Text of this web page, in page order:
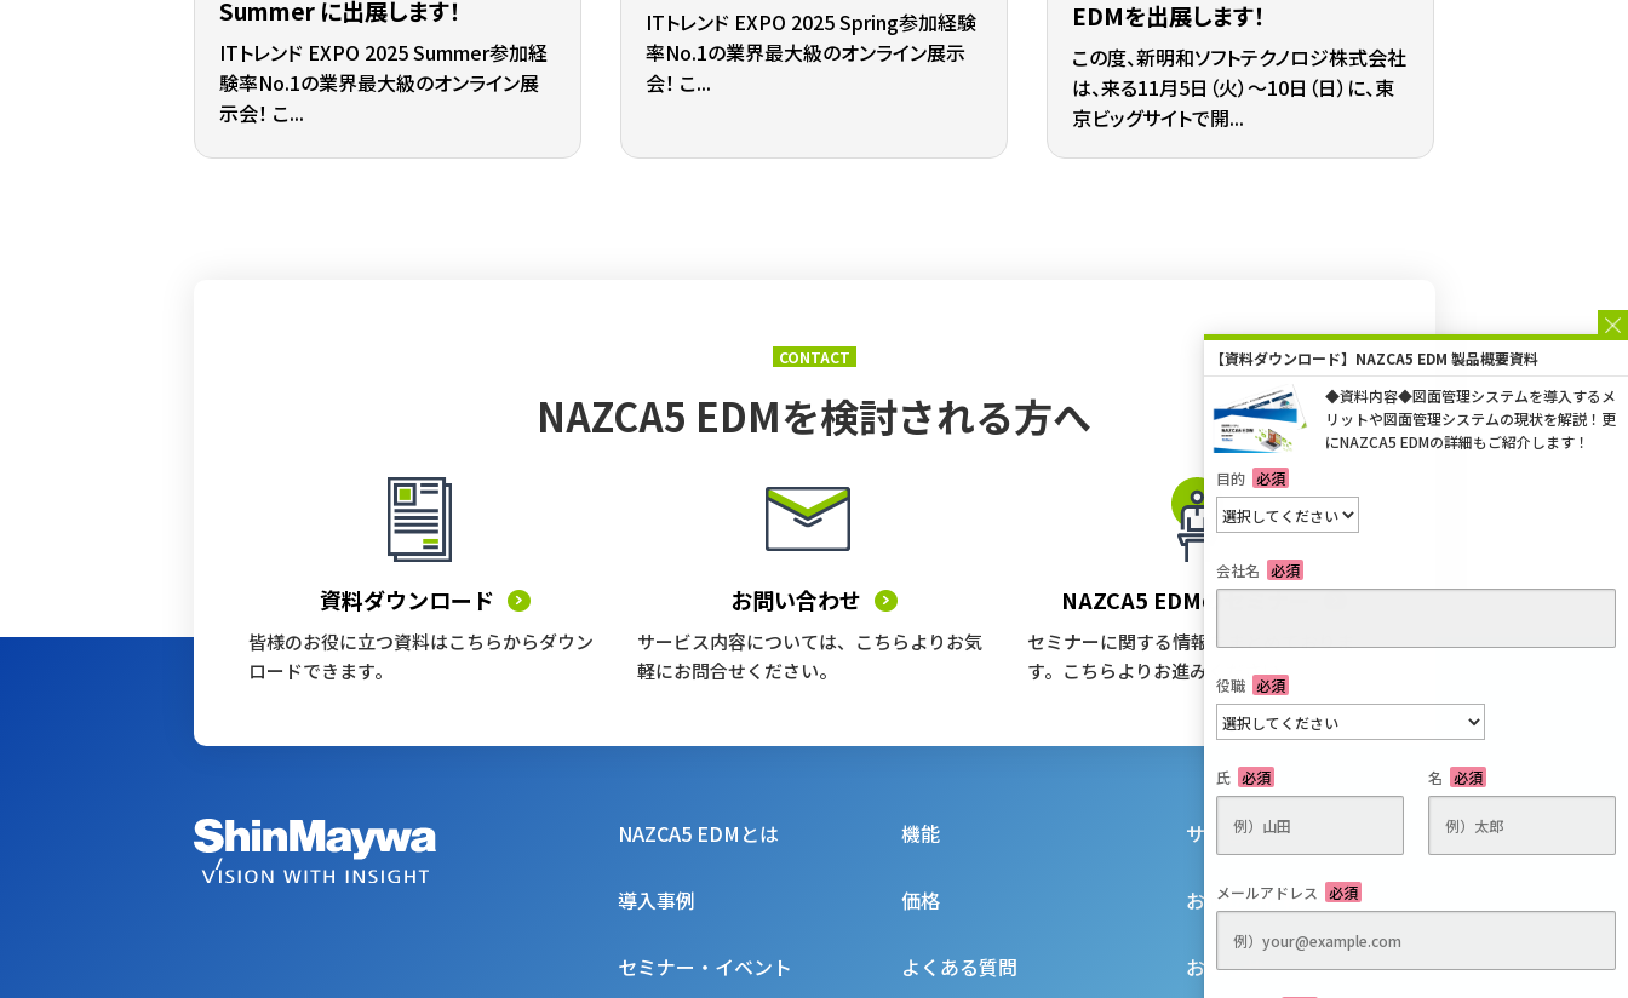
Summer に出展します！
ITトレンド EXPO 2025 Summer参加経
験率No.1の業界最大級のオンライン展
示会！ こ...
ITトレンド EXPO 2025 Spring参加経験
率No.1の業界最大級のオンライン展示
会！ こ...
EDMを出展します！
この度、新明和ソフトテクノロジ株式会社
は、来る11月5日（火）～10日（日）に、東
京ビッグサイトで開...
CONTACT
NAZCA5 EDMを検討される方へ
資料ダウンロード
皆様のお役に立つ資料はこちらからダウン
ロードできます。
お問い合わせ
サービス内容については、こちらよりお気
軽にお問合せください。
NAZCA5 EDMのセミナー
セミナーに関する情報をまとめておりま
す。こちらよりお進みください。
NAZCA5 EDMとは 機能 サービス
導入事例 価格 お役立ち情報
セミナー・イベント よくある質問 お知らせ
【資料ダウンロード】NAZCA5 EDM 製品概要資料
目的 必須
会社名 必須
役職 必須
氏 必須 名 必須
メールアドレス 必須